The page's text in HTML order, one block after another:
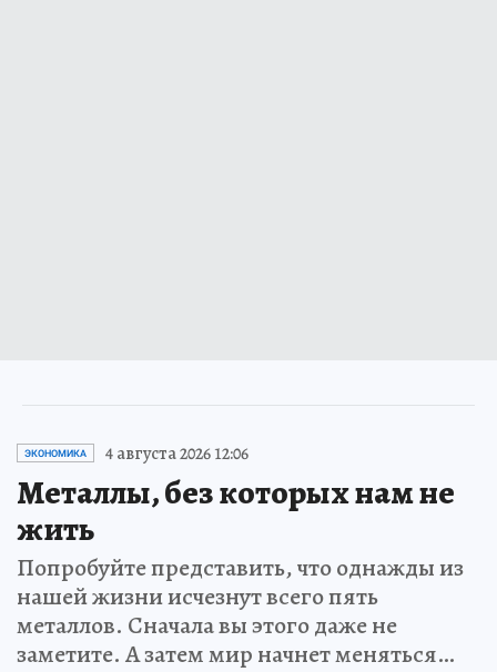
ЭКОНОМИКА 4 августа 2026 12:06
Металлы, без которых нам не
жить
Попробуйте представить, что однажды из
нашей жизни исчезнут всего пять
металлов. Сначала вы этого даже не
заметите. А затем мир начнет меняться…